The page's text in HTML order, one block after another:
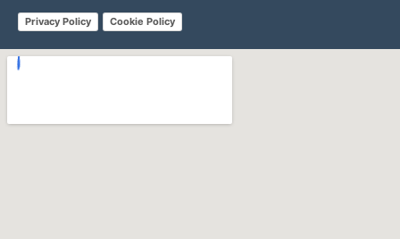
Privacy Policy Cookie Policy